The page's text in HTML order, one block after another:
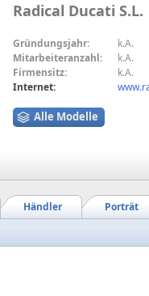
Radical Ducati S.L.
Gründungsjahr:
k.A.
Mitarbeiteranzahl:
k.A.
Firmensitz:
k.A.
Internet:
Alle Modelle
Porträt
Händler